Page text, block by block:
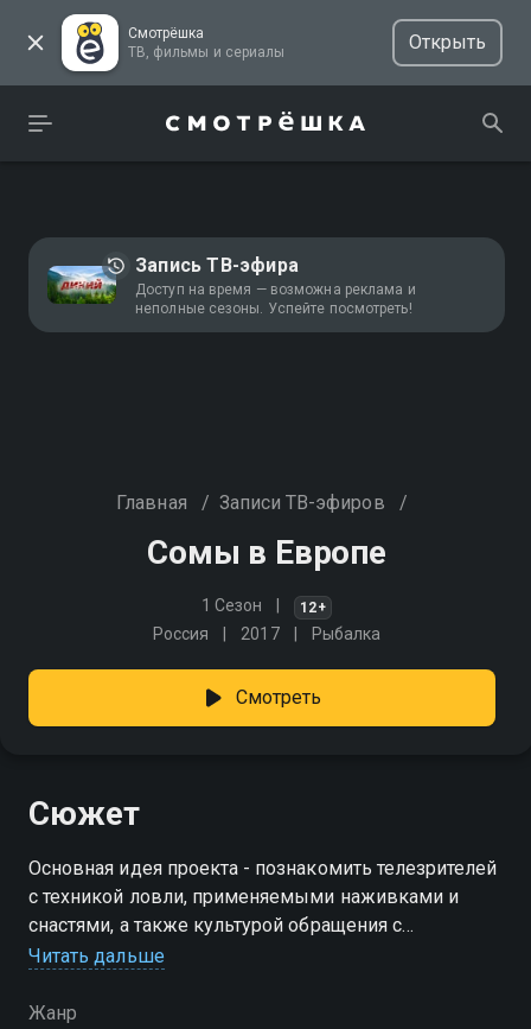
Смотрёшка
ТВ, фильмы и сериалы
Открыть
Запись ТВ-эфира
Доступ на время — возможна реклама и
неполные сезоны. Успейте посмотреть!
Главная / Записи ТВ-эфиров /
Сомы в Европе
1 Сезон 12+
Россия 2017 Рыбалка
Смотреть
Сюжет
Основная идея проекта - познакомить телезрителей
с техникой ловли, применяемыми наживками и
снастями, а также культурой обращения с
пойманными трофеями в Европе
Читать дальше
Жанр